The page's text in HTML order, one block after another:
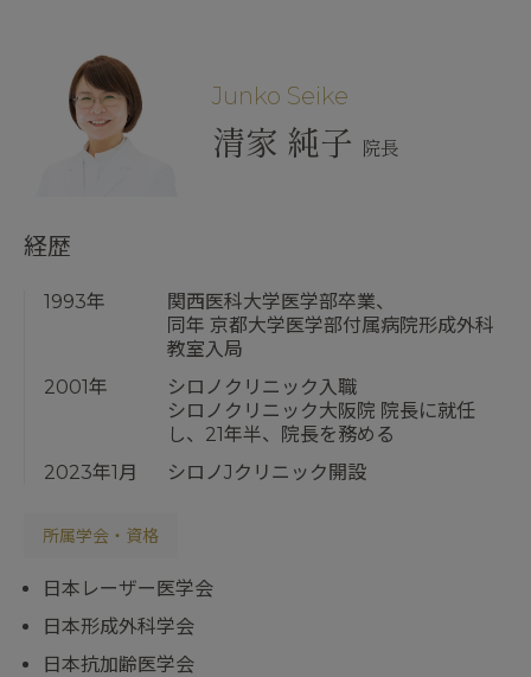
Junko Seike
清家 純子 院長
経歴
1993年
関西医科大学医学部卒業、
同年 京都大学医学部付属病院形成外科
教室入局
2001年
シロノクリニック入職
シロノクリニック大阪院 院長に就任
し、21年半、院長を務める
2023年1月
シロノJクリニック開設
所属学会・資格
日本レーザー医学会
日本形成外科学会
日本抗加齢医学会